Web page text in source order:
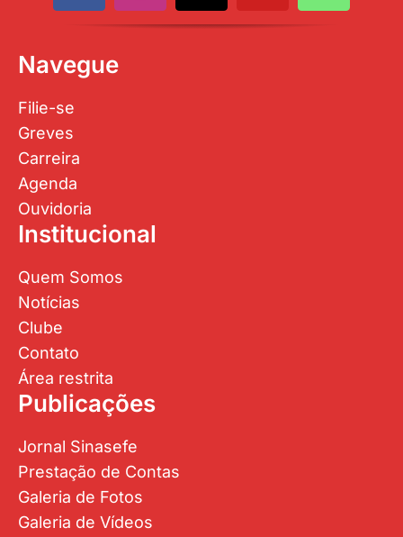
Navegue
Filie-se
Greves
Carreira
Agenda
Ouvidoria
Institucional
Quem Somos
Notícias
Clube
Contato
Área restrita
Publicações
Jornal Sinasefe
Prestação de Contas
Galeria de Fotos
Galeria de Vídeos